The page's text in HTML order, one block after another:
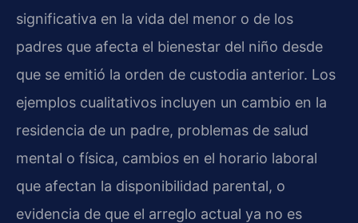
significativa en la vida del menor o de los
padres que afecta el bienestar del niño desde
que se emitió la orden de custodia anterior. Los
ejemplos cualitativos incluyen un cambio en la
residencia de un padre, problemas de salud
mental o física, cambios en el horario laboral
que afectan la disponibilidad parental, o
evidencia de que el arreglo actual ya no es